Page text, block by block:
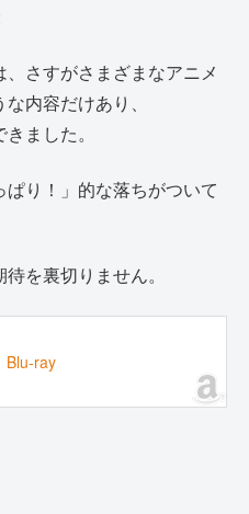
さすがさまざまなアニメ
内容だけあり、
ました。
り！」的な落ちがついて
を裏切りません。
Blu-ray